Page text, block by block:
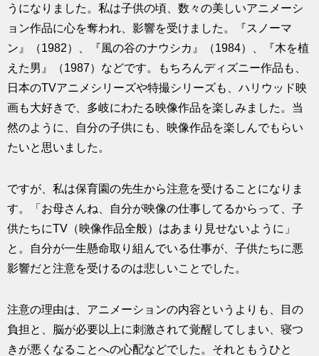
うになりました。私は子供の頃、数々の美しいアニメーシ
ョン作品に心を奪われ、影響を受けました。『スノーマ
ン』（1982）、『風の谷のナウシカ』（1984）、『木を植
えた男』（1987）などです。もちろんディズニー作品も、
日本のTVアニメシリーズや特撮シリーズも、ハリウッド映
画も大好きで、多岐にわたる映像作品を楽しみました。当
然のように、自分の子供にも、映像作品を楽しんでもらい
たいと思いました。
ですが、私は保育園の先生から注意を受けることになりま
す。「お母さんね、自分が映像の仕事してるからって、子
供たちにTV（映像作品全般）はあまり見せないように」
と。自分が一生懸命取り組んでいる仕事が、子供たちに悪
影響だと注意を受けるのは悲しいことでした。
注意の理由は、アニメーションの内容というよりも、目の
負担と、脳が必要以上に刺激されて覚醒してしまい、寝つ
きが悪くなることへの心配などでした。それともうひと